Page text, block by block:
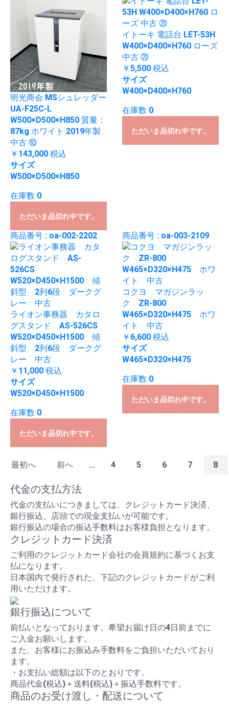
明光商会 MSシュレッダー
UA-F25C-L
W500×D500×H850 質量：
87kg ホワイト 2019年製
中古 ⑩
￥143,000 税込
サイズ
W500×D500×H850
在庫数 0
ただいま品切れ中です。
イトーキ 電話台 LET-53H
W400×D400×H760 ローズ
中古 ⑳
￥5,500 税込
サイズ
W400×D400×H760
在庫数 0
ただいま品切れ中です。
商品番号 : oa-002-2202
ライオン事務器 カタロ
グスタンド AS-526CS
W520×D450×H1500 傾
斜型 2列6段 ダークグ
レー 中古
￥11,000 税込
サイズ
W520×D450×H1500
在庫数 0
ただいま品切れ中です。
商品番号 : oa-003-2109
コクヨ マガジンラッ
ク ZR-800
W465×D320×H475 ホワ
イト 中古
￥6,600 税込
サイズ
W465×D320×H475
在庫数 0
ただいま品切れ中です。
最初へ 前へ ... 4 5 6 7 8
代金の支払方法
代金の支払いにつきましては、クレジットカード決済、
銀行振込、店頭での現金支払いが可能です。
銀行振込の場合の振込手数料はお客様負担となります。
クレジットカード決済
ご利用のクレジットカード会社の会員規約に基づくお支
払になります。
日本国内で発行された、下記のクレジットカードがご利
用いただけます。
銀行振込について
前払いとなっております。希望お届け日の4日前までに
ご入金お願いします。
また、お客様にお振込み手数料をご負担いただいており
ます。
・お支払い総額は以下のとおりです。
商品代金(税込)＋送料(税込)＋振込手数料です。
商品のお受け渡し・配送について